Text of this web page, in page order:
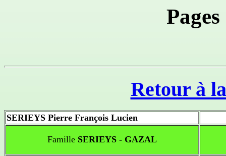
Retour à
SERIEYS Pierre François Lucien
Famille SERIEYS - GAZAL